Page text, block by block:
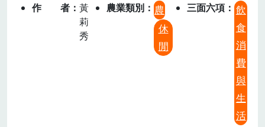
作者
黃
莉
秀
農業類別
農
休
閒
三面六項
飲
食
消
費
與
生
活